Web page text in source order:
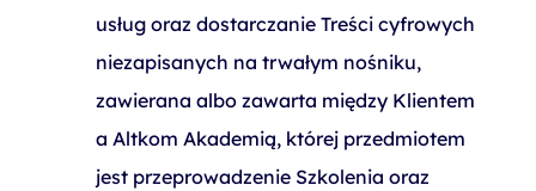
usług oraz dostarczanie Treści cyfrowych
niezapisanych na trwałym nośniku,
zawierana albo zawarta między Klientem
a Altkom Akademią, której przedmiotem
jest przeprowadzenie Szkolenia oraz